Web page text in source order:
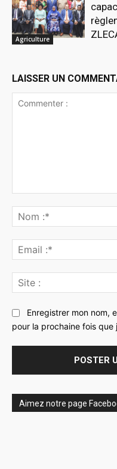
Agriculture
LAISSER UN
Enregistrer mon nom,
pour la prochaine fois que
Aimez notre page